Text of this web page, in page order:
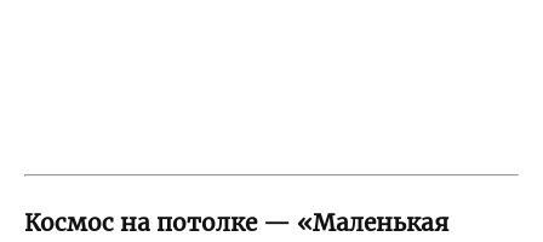
Космос на потолке — «Маленькая